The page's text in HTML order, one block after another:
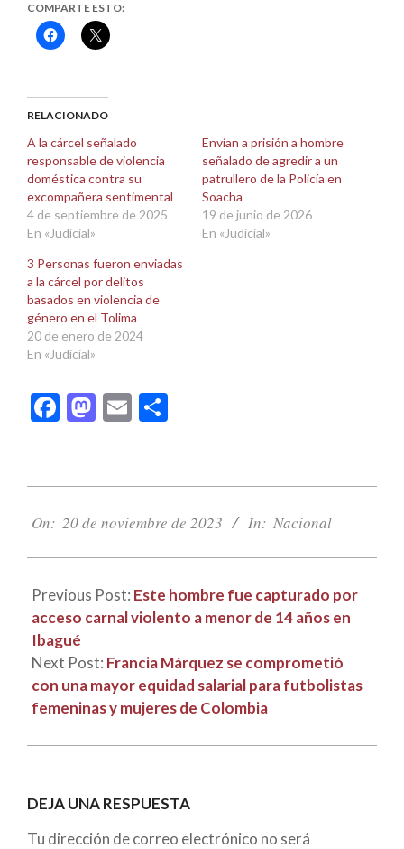
COMPARTE ESTO:
Haz
clic
(Se
abre
una
ventana
nueva)
Haz
clic
(Se
abre
una
ventana
nueva)
RELACIONADO
A la cárcel señalado
responsable de violencia
doméstica contra su
excompañera sentimental
4 de septiembre de 2025
En «Judicial»
Envían a prisión a hombre
señalado de agredir a un
patrullero de la Policía en
Soacha
19 de junio de 2026
En «Judicial»
3 Personas fueron enviadas
a la cárcel por delitos
basados en violencia de
género en el Tolima
20 de enero de 2024
En «Judicial»
Facebook
Mastodon
Email
11-
On: 20 de noviembre de 2023 In: Nacional
Previous Post: Este hombre fue capturado por
acceso carnal violento a menor de 14 años en
Ibagué
Next Post: Francia Márquez se comprometió
con una mayor equidad salarial para futbolistas
femeninas y mujeres de Colombia
DEJA UNA RESPUESTA
Tu dirección de correo electrónico no será